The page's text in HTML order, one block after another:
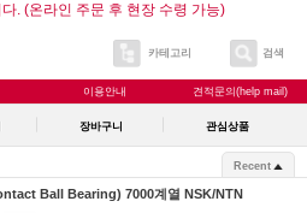
. (온라인 주문 후 현장 수령 가능)
카테고리 검색
이용안내 견적문의(help mail)
장바구니 관심상품
Recent
Ball Bearing) 7000계열 NSK/NTN